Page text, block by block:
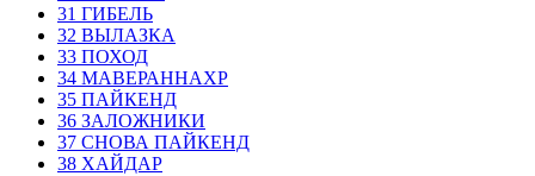
31 ГИБЕЛЬ
32 ВЫЛАЗКА
33 ПОХОД
34 МАВЕРАННАХР
35 ПАЙКЕНД
36 ЗАЛОЖНИКИ
37 СНОВА ПАЙКЕНД
38 ХАЙДАР